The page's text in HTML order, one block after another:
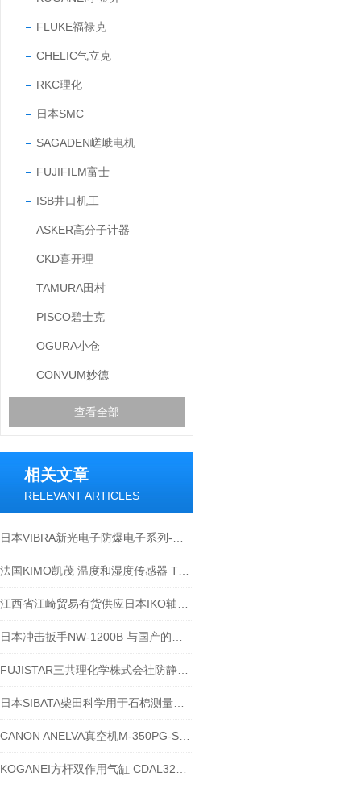
FLUKE福禄克
CHELIC气立克
RKC理化
日本SMC
SAGADEN嵯峨电机
FUJIFILM富士
ISB井口机工
ASKER高分子计器
CKD喜开理
TAMURA田村
PISCO碧士克
OGURA小仓
CONVUM妙德
查看全部
相关文章
RELEVANT ARTICLES